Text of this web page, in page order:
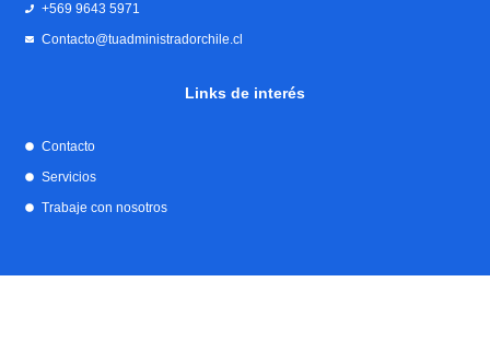
+569 9643 5971
Contacto@tuadministradorchile.cl
Links de interés
Contacto
Servicios
Trabaje con nosotros